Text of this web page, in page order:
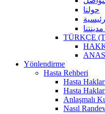
حولنا
TÜRKÇE
Yönlendirme
Hasta Rehberi
Hasta
Hasta
Anlaşmalı
Nasıl